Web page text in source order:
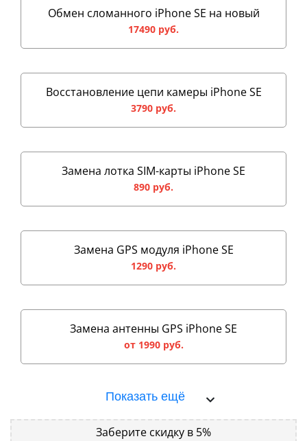
Обмен сломанного iPhone SE на новый
17490 руб.
Восстановление цепи камеры iPhone SE
3790 руб.
Замена лотка SIM-карты iPhone SE
890 руб.
Замена GPS модуля iPhone SE
1290 руб.
Замена антенны GPS iPhone SE
от 1990 руб.
Показать ещё
Заберите скидку в 5%